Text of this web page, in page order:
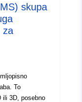
skupa
za
To
ili 3D, posebno